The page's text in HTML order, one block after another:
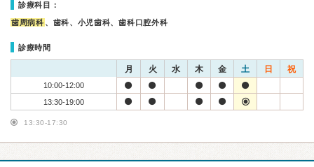
診療科目：
歯周病科 、歯科、小児歯科、歯科口腔外科
診療時間
月 火 水 木 金 土 日 祝
10:00-12:00
13:30-19:00
13:30-17:30